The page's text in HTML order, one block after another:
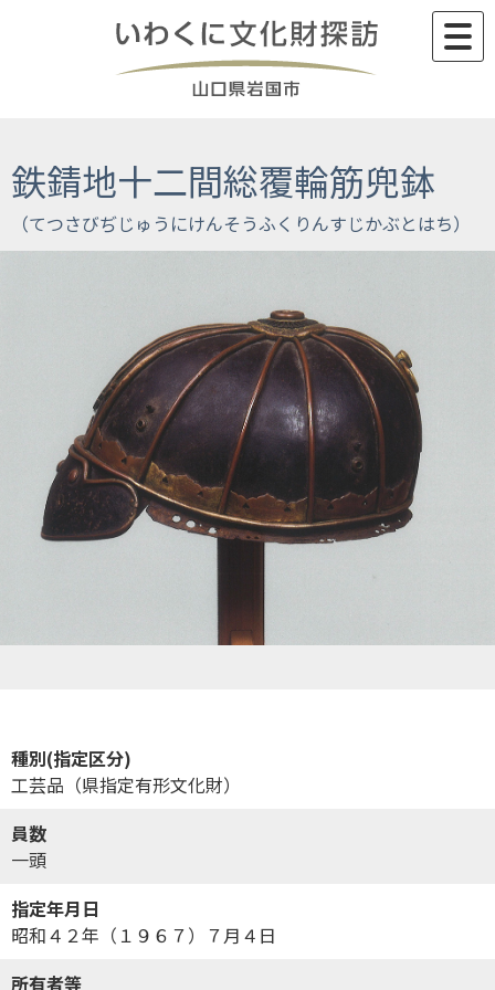
鉄錆󠄀地十二間総覆輪筋兜鉢
種別(指定区分)
工芸品（県指定有形文化財）
員数
一頭
指定年月日
昭和４２年（１９６７）７月４日
所有者等